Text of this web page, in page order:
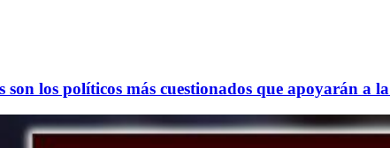
son los políticos más cuestionados que apoyarán